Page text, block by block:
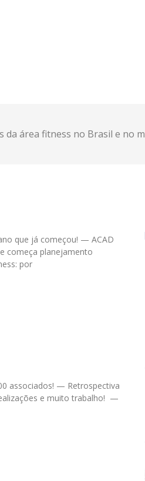
área fitness no Brasil e no
que já começou! — ACAD
começa planejamento
por
associados! — Retrospectiva
e muito trabalho! —